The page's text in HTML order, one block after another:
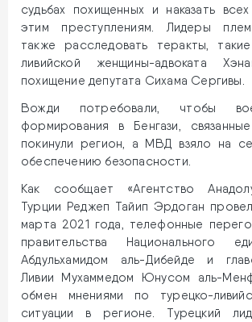
судьбах похищенных и наказать
этим преступлениям. Лидеры
также расследовать теракты,
ливийской женщины-адвоката
похищение депутата Сихама Сергивы.
Вожди потребовали, чтобы
формирования в Бенгази,
покинули регион, а МВД взяло на
обеспечению безопасности.
Как сообщает «Агентство
Турции Реджеп Тайип Эрдоган
марта 2021 года, телефонные
правительства Национального
Абдульхамидом аль-Дибейде и
Ливии Мухаммедом Юнусом аль-
обмен мнениями по турецко-
ситуации в регионе. Турецкий